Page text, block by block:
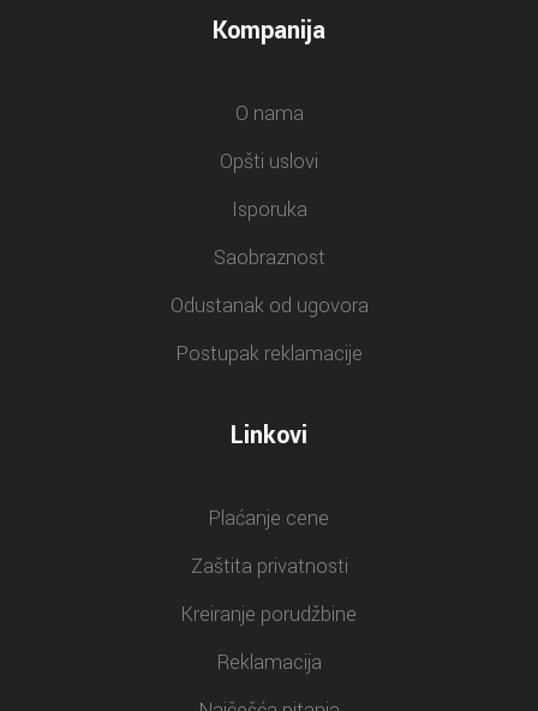
Kompanija
O nama
Opšti uslovi
Isporuka
Saobraznost
Odustanak od ugovora
Postupak reklamacije
Linkovi
Plaćanje cene
Zaštita privatnosti
Kreiranje porudžbine
Reklamacija